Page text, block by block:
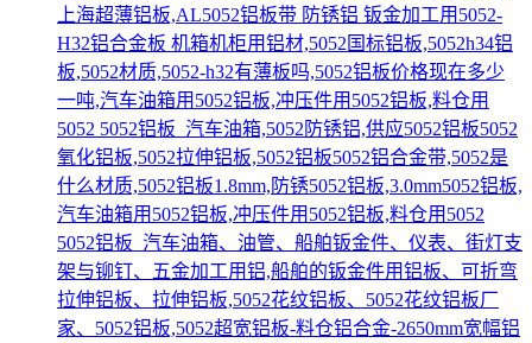
上海超薄铝板,AL5052铝板带 防锈铝 钣金加工用5052-
H32铝合金板 机箱机柜用铝材,5052国标铝板,5052h34铝
板,5052材质,5052-h32有薄板吗,5052铝板价格现在多少
一吨,汽车油箱用5052铝板,冲压件用5052铝板,料仓用
5052 5052铝板_汽车油箱,5052防锈铝,供应5052铝板5052
氧化铝板,5052拉伸铝板,5052铝板5052铝合金带,5052是
什么材质,5052铝板1.8mm,防锈5052铝板,3.0mm5052铝板,
汽车油箱用5052铝板,冲压件用5052铝板,料仓用5052
5052铝板_汽车油箱、油管、船舶钣金件、仪表、街灯支
架与铆钉、五金加工用铝,船舶的钣金件用铝板、可折弯
拉伸铝板、拉伸铝板,5052花纹铝板、5052花纹铝板厂
家、5052铝板,5052超宽铝板-料仓铝合金-2650mm宽幅铝